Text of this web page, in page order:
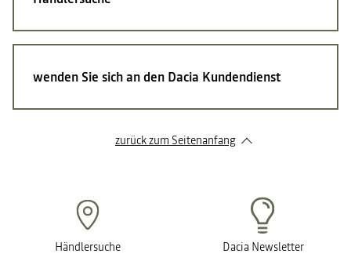
wenden Sie sich an den Dacia Kundendienst
zurück zum Seitenanfang
Händlersuche Dacia Newsletter